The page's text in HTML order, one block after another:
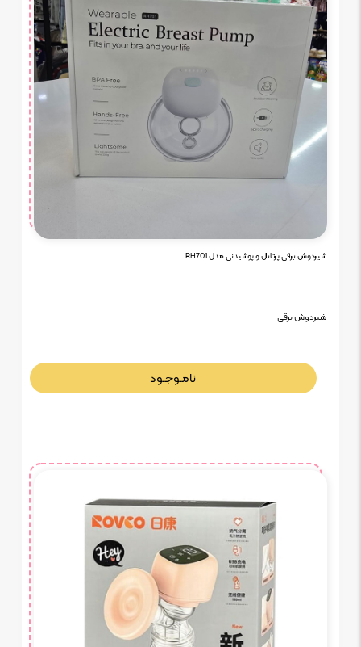
شیردوش برقی پرتابل و پوشیدنی مدل RH701
شیردوش برقی
نامـوجـود